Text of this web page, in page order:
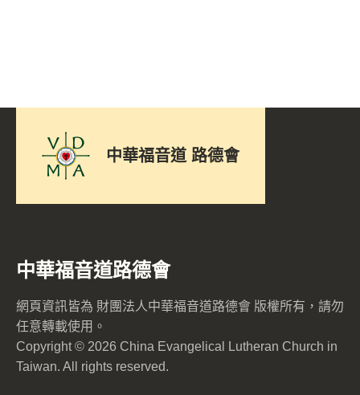
中華福音道 路德會
中華福音道路德會
網頁資訊皆為 財團法人中華福音道路德會 版權所有，請勿
任意轉載使用。
Copyright © 2026 China Evangelical Lutheran Church in
Taiwan. All rights reserved.